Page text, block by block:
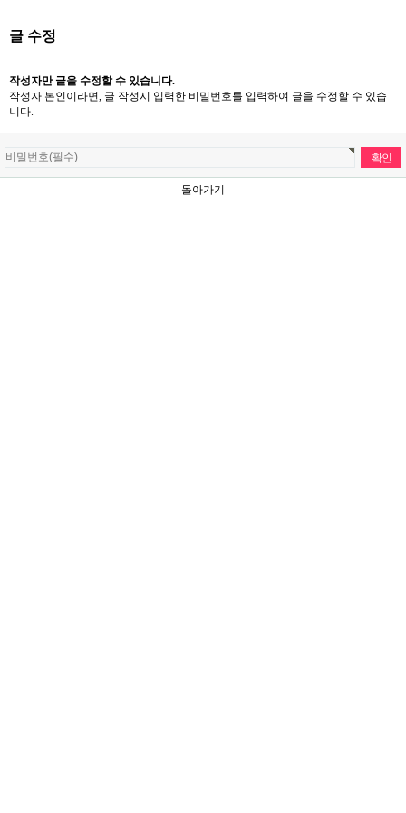
글 수정
작성자만 글을 수정할 수 있습니다.
작성자 본인이라면, 글 작성시 입력한 비밀번호를 입력하여 글을 수정할 수 있습
니다.
돌아가기